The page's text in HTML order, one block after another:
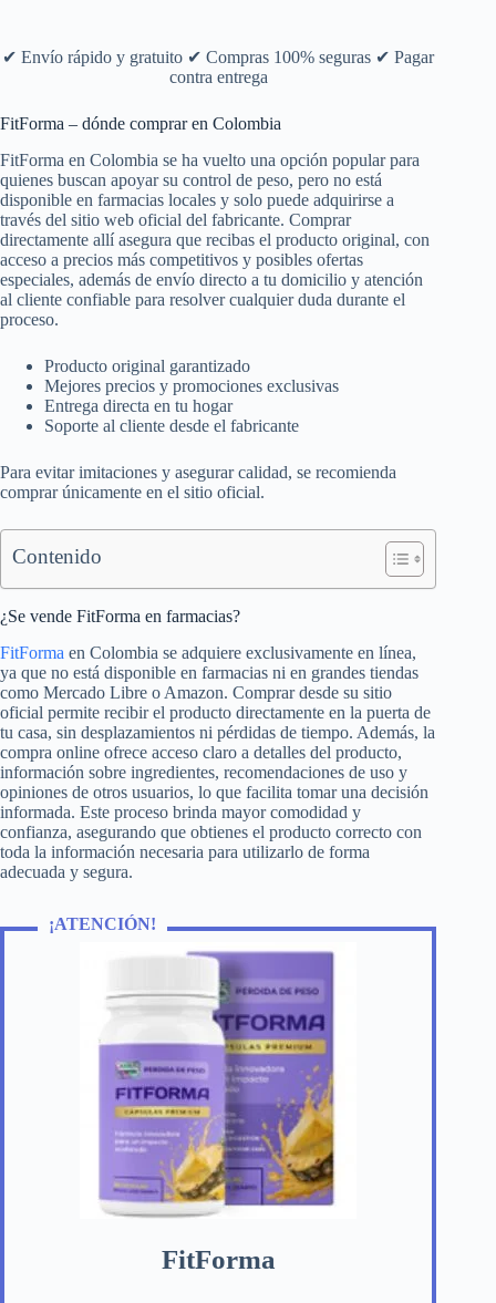
✔ Envío rápido y gratuito ✔ Compras 100% seguras ✔ Pagar
contra entrega
FitForma – dónde comprar en Colombia
FitForma en Colombia se ha vuelto una opción popular para
quienes buscan apoyar su control de peso, pero no está
disponible en farmacias locales y solo puede adquirirse a
través del sitio web oficial del fabricante. Comprar
directamente allí asegura que recibas el producto original, con
acceso a precios más competitivos y posibles ofertas
especiales, además de envío directo a tu domicilio y atención
al cliente confiable para resolver cualquier duda durante el
proceso.
Producto original garantizado
Mejores precios y promociones exclusivas
Entrega directa en tu hogar
Soporte al cliente desde el fabricante
Para evitar imitaciones y asegurar calidad, se recomienda
comprar únicamente en el sitio oficial.
Contenido
¿Se vende FitForma en farmacias?
FitForma en Colombia se adquiere exclusivamente en línea,
ya que no está disponible en farmacias ni en grandes tiendas
como Mercado Libre o Amazon. Comprar desde su sitio
oficial permite recibir el producto directamente en la puerta de
tu casa, sin desplazamientos ni pérdidas de tiempo. Además, la
compra online ofrece acceso claro a detalles del producto,
información sobre ingredientes, recomendaciones de uso y
opiniones de otros usuarios, lo que facilita tomar una decisión
informada. Este proceso brinda mayor comodidad y
confianza, asegurando que obtienes el producto correcto con
toda la información necesaria para utilizarlo de forma
adecuada y segura.
¡ATENCIÓN!
FitForma